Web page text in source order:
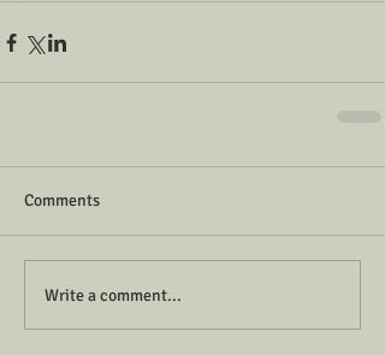
Comments
Write a comment...